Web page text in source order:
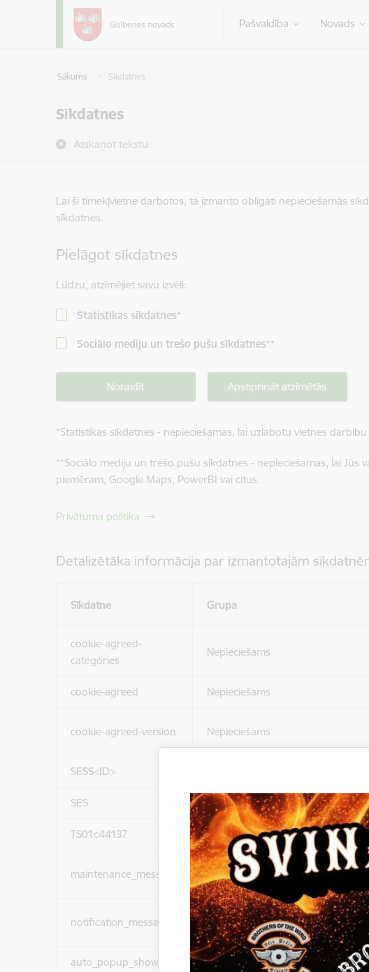
Pāriet uz lapas saturu
Pašvaldība Novads
Sākums Sīkdatnes
Sīkdatnes
Atskaņot tekstu
Lai šī tīmekļvietne darbotos, tā izmanto obligāti nepieciešamās
sīkdatnes.
Pielāgot sīkdatnes
Lūdzu, atzīmējiet savu izvēli:
Statistikas sīkdatnes*
Sociālo mediju un trešo pušu sīkdatnes**
Noraidīt Apstiprināt atzīmētās
*Statistikas sīkdatnes - nepieciešamas, lai uzlabotu vietnes
**Sociālo mediju un trešo pušu sīkdatnes - nepieciešamas, lai
piemēram, Google Maps, PowerBI vai citus.
Privātuma politika
Detalizētāka informācija par izmantotajām
Sīkdatne Grupa
cookie-agreed-
categories
Nepieciešams
cookie-agreed Nepieciešams
cookie-agreed-version Nepieciešams
SESS<ID>
SES Nepieciešams
TS01c44137 Nepieciešams
maintenance_message Nepieciešams
notification_messages Nepieciešams
auto_popup_showed Nepieciešams